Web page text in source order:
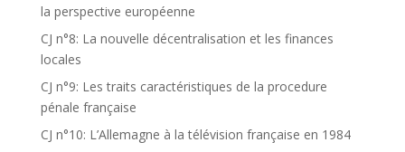
la perspective européenne
CJ n°8: La nouvelle décentralisation et les finances
locales
CJ n°9: Les traits caractéristiques de la procedure
pénale française
CJ n°10: L’Allemagne à la télévision française en 1984